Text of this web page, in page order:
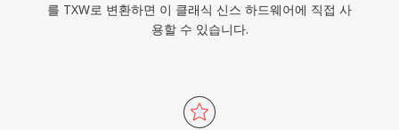
를 TXW로 변환하면 이 클래식 신스 하드웨어에 직접 사
용할 수 있습니다.